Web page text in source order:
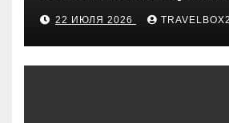
дизайне
22 ИЮЛЯ 2026